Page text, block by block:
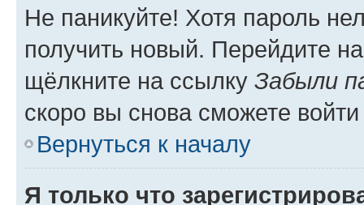
Не паникуйте! Хотя пароль
получить новый. Перейдите
щёлкните на ссылку Забыли
скоро вы снова сможете
Вернуться к началу
Я только что